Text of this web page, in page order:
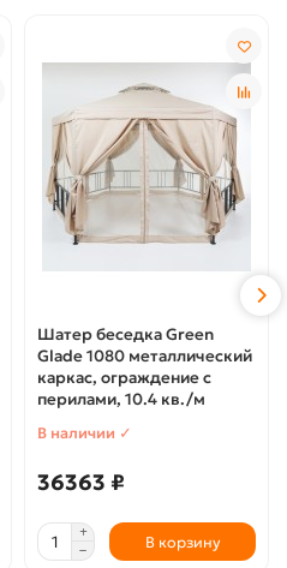
Шатер беседка Green
Glade 1080 металлический
каркас, ограждение с
перилами, 10.4 кв./м
В наличии ✓
36363 ₽
В корзину